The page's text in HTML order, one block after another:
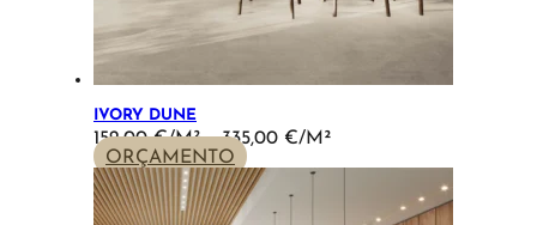
IVORY DUNE
152,00€ – 335,00 €
PRICE
THROUGH
335,00 €
ORÇAMENTO